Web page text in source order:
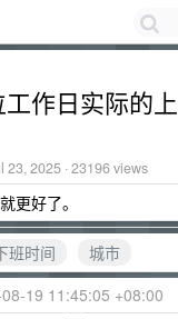
作日实际的
23, 2025 · 23196 views
更好了。
班时间
城市
19 11:45:05 +08:00